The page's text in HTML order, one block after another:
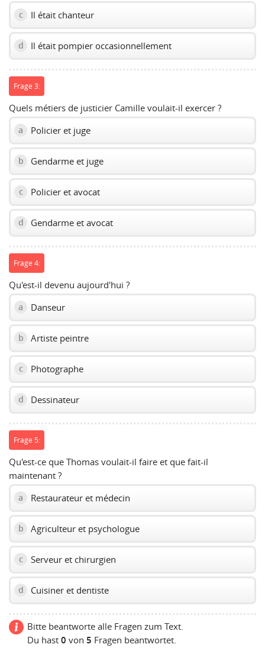
c Il était chanteur
d Il était pompier occasionnellement
Frage 3:
Quels métiers de justicier Camille voulait-il exercer ?
a Policier et juge
b Gendarme et juge
c Policier et avocat
d Gendarme et avocat
Frage 4:
Qu'est-il devenu aujourd'hui ?
a Danseur
b Artiste peintre
c Photographe
d Dessinateur
Frage 5:
Qu'est-ce que Thomas voulait-il faire et que fait-il
maintenant ?
a Restaurateur et médecin
b Agriculteur et psychologue
c Serveur et chirurgien
d Cuisiner et dentiste
Bitte beantworte alle Fragen zum Text.
Du hast 0 von 5 Fragen beantwortet.